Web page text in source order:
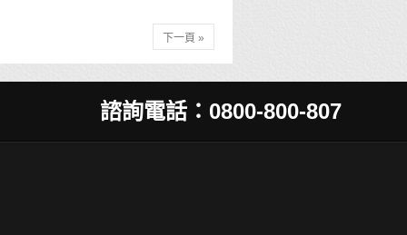
下一頁 »
諮詢電話：0800-800-807